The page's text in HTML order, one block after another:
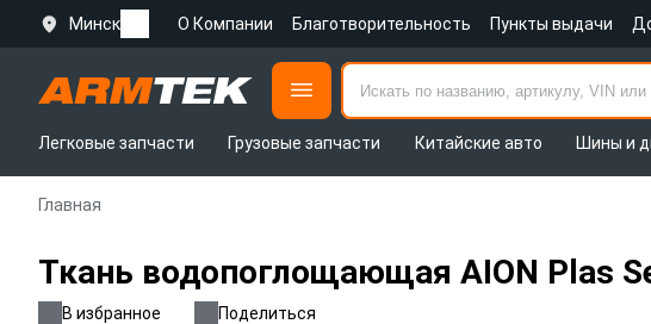
Минск О Компании Благотворительность Пункты выдачи
Легковые запчасти
Грузовые запчасти Китайские авто Шины и
Главная
Ткань водопоглощающая AION Plas
В избранное Поделиться